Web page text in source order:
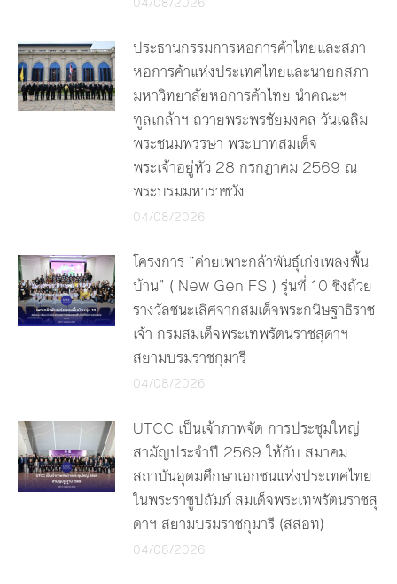
04/08/2026
ประธานกรรมการหอการค้าไทยและสภา
หอการค้าแห่งประเทศไทยและนายกสภา
มหาวิทยาลัยหอการค้าไทย นำคณะฯ
ทูลเกล้าฯ ถวายพระพรชัยมงคล วันเฉลิม
พระชนมพรรษา พระบาทสมเด็จ
พระเจ้าอยู่หัว 28 กรกฎาคม 2569 ณ
พระบรมมหาราชวัง
04/08/2026
โครงการ “ค่ายเพาะกล้าพันธุ์เก่งเพลงพื้น
บ้าน” ( New Gen FS ) รุ่นที่ 10 ชิงถ้วย
รางวัลชนะเลิศจากสมเด็จพระกนิษฐาธิราช
เจ้า กรมสมเด็จพระเทพรัตนราชสุดาฯ
สยามบรมราชกุมารี
04/08/2026
UTCC เป็นเจ้าภาพจัด การประชุมใหญ่
สามัญประจำปี 2569 ให้กับ สมาคม
สถาบันอุดมศึกษาเอกชนแห่งประเทศไทย
ในพระราชูปถัมภ์ สมเด็จพระเทพรัตนราชสุ
ดาฯ สยามบรมราชกุมารี (สสอท)
04/08/2026